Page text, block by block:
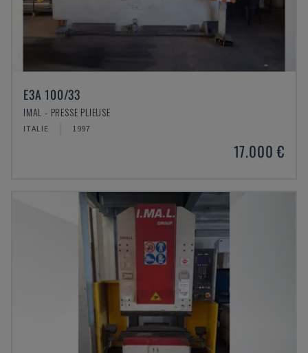
E3A 100/33
IMAL - PRESSE PLIEUSE
ITALIE 1997
17.000 €